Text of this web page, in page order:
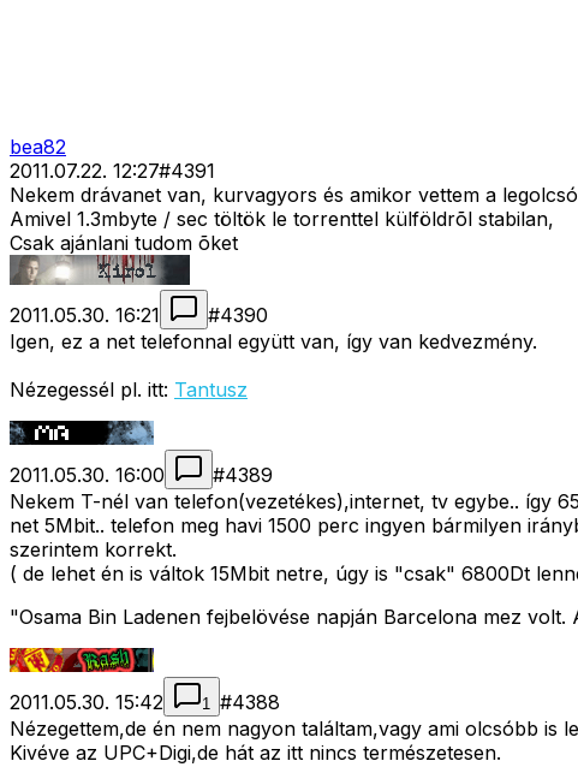
bea82
2011.07.22. 12:27#4391
Nekem drávanet van, kurvagyors és amikor vettem a
Amivel 1.3mbyte / sec töltök le torrenttel külföldrõl stabilan,
Csak ajánlani tudom õket
2011.05.30. 16:21 #4390
Igen, ez a net telefonnal együtt van, így van kedvezmény.
Nézegessél pl. itt: Tantusz
2011.05.30. 16:00 #4389
Nekem T-nél van telefon(vezetékes),internet, tv egybe.. így
net 5Mbit.. telefon meg havi 1500 perc ingyen bármilyen
szerintem korrekt.
( de lehet én is váltok 15Mbit netre, úgy is "csak" 6800Dt
"Osama Bin Ladenen fejbelövése napján Barcelona mez
2011.05.30. 15:42 1 #4388
Nézegettem,de én nem nagyon találtam,vagy ami olcsóbb
Kivéve az UPC+Digi,de hát az itt nincs természetesen.